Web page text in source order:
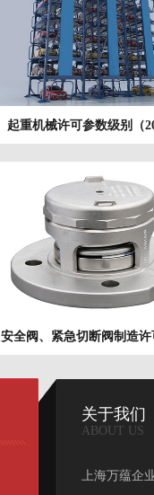
起重机械许可参数级别（
安全阀、紧急切断阀制造
关于我们
ABOUT US
上海万蕴企